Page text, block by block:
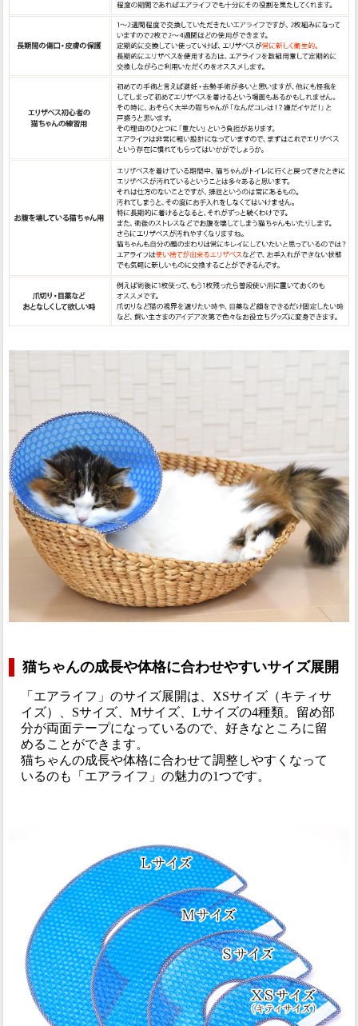
猫ちゃんの成長や体格に合わせやすいサイズ展開
「エアライフ」のサイズ展開は、XSサイズ（キティサ
イズ）、Sサイズ、Mサイズ、Lサイズの4種類。留め部
分が両面テープになっているので、好きなところに留
めることができます。
猫ちゃんの成長や体格に合わせて調整しやすくなって
いるのも「エアライフ」の魅力の1つです。